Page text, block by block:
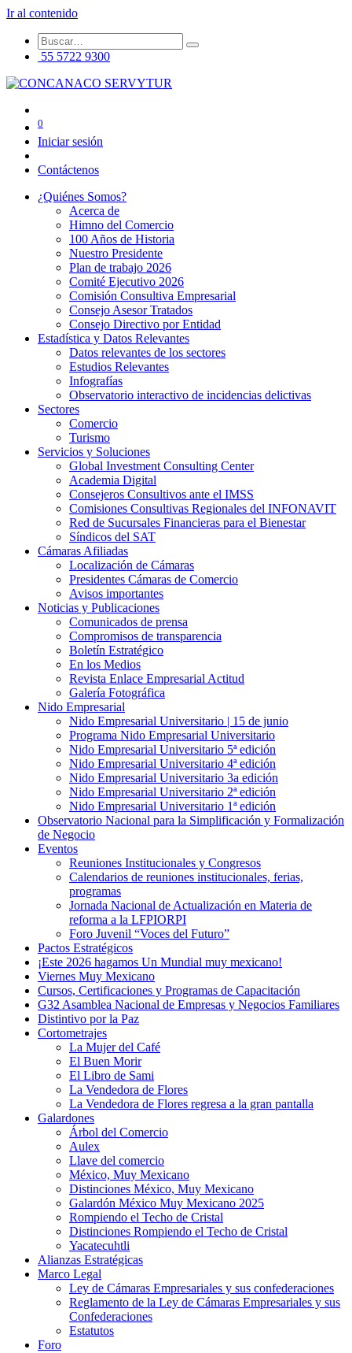
Ir al contenido
55 5722 9300
0
Iniciar sesión
Contáctenos
¿Quiénes Somos?
Acerca de
Himno del Comercio
100 Años de Historia
Nuestro Presidente
Plan de trabajo 2026
Comité Ejecutivo 2026
Comisión Consultiva Empresarial
Consejo Asesor Tratados
Consejo Directivo por Entidad
Estadística y Datos Relevantes
Datos relevantes de los sectores
Estudios Relevantes
Infografías
Observatorio interactivo de incidencias delictivas
Sectores
Comercio
Turismo
Servicios y Soluciones
Global Investment Consulting Center
Academia Digital
Consejeros Consultivos ante el IMSS
Comisiones Consultivas Regionales del INFONAVIT
Red de Sucursales Financieras para el Bienestar
Síndicos del SAT
Cámaras Afiliadas
Localización de Cámaras
Presidentes Cámaras de Comercio
Avisos importantes
Noticias y Publicaciones
Comunicados de prensa
Compromisos de transparencia
Boletín Estratégico
En los Medios
Revista Enlace Empresarial Actitud
Galería Fotográfica
Nido Empresarial
Nido Empresarial Universitario | 15 de junio
Programa Nido Empresarial Universitario
Nido Empresarial Universitario 5ª edición
Nido Empresarial Universitario 4ª edición
Nido Empresarial Universitario 3a edición
Nido Empresarial Universitario 2ª edición
Nido Empresarial Universitario 1ª edición
Observatorio Nacional para la Simplificación y Formalización
de Negocio
Eventos
Reuniones Institucionales y Congresos
Calendarios de reuniones institucionales, ferias,
programas
Jornada Nacional de Actualización en Materia de
reforma a la LFPIORPI
Foro Juvenil “Voces del Futuro”
Pactos Estratégicos
¡Este 2026 hagamos Un Mundial muy mexicano!
Viernes Muy Mexicano
Cursos, Certificaciones y Programas de Capacitación
G32 Asamblea Nacional de Empresas y Negocios Familiares
Distintivo por la Paz
Cortometrajes
La Mujer del Café
El Buen Morir
El Libro de Sami
La Vendedora de Flores
La Vendedora de Flores regresa a la gran pantalla
Galardones
Árbol del Comercio
Aulex
Llave del comercio
México, Muy Mexicano
Distinciones México, Muy Mexicano
Galardón México Muy Mexicano 2025
Rompiendo el Techo de Cristal
Distinciones Rompiendo el Techo de Cristal
Yacatecuhtli
Alianzas Estratégicas
Marco Legal
Ley de Cámaras Empresariales y sus confederaciones
Reglamento de la Ley de Cámaras Empresariales y sus
Confederaciones
Estatutos
Foro